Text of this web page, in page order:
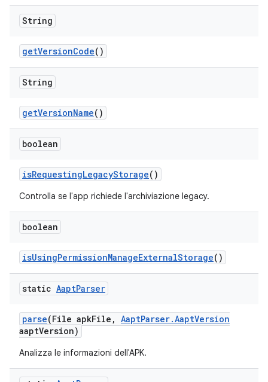
String
getVersionCode()
String
getVersionName()
boolean
isRequestingLegacyStorage()
Controlla se l'app richiede l'archiviazione legacy.
boolean
isUsingPermissionManageExternalStorage()
static AaptParser
parse(File apkFile , AaptParser.AaptVersion
aaptVersion)
Analizza le informazioni dell'APK.